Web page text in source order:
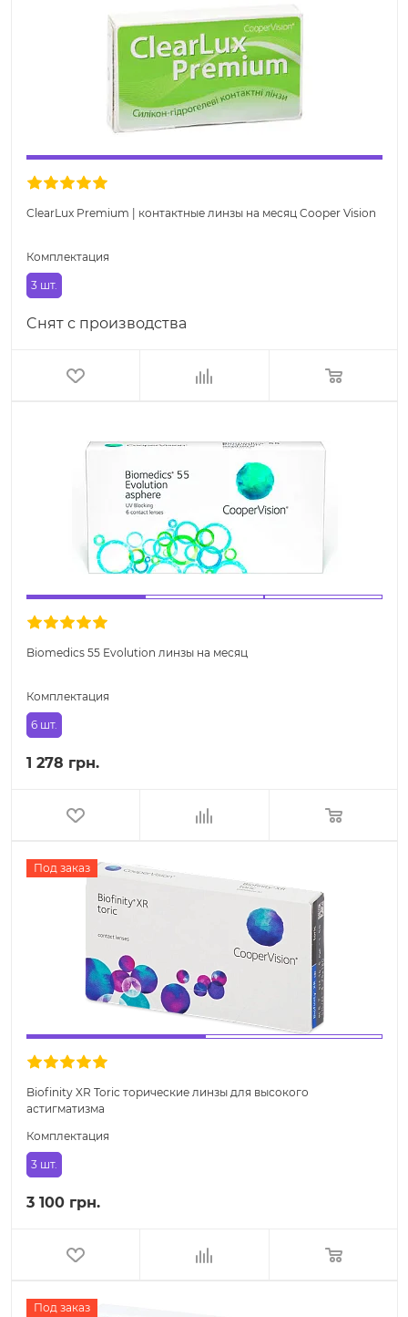
ClearLux Premium | контактные линзы на месяц Cooper Vision
Комплектация
3 шт.
Cнят с производства
Biomedics 55 Evolution линзы на месяц
Комплектация
6 шт.
1 278 грн.
Под заказ
Biofinity XR Toric торические линзы для высокого
астигматизма
Комплектация
3 шт.
3 100 грн.
Под заказ